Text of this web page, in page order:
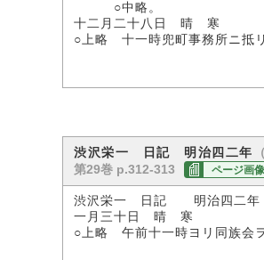
○中略。
十二月二十八日 晴 寒
○上略 十一時兜町事務所ニ抵
渋沢栄一 日記 明治四二年
第29巻 p.312-313
ページ画像
渋沢栄一 日記 明治四
一月三十日 晴 寒
○上略 午前十一時ヨリ同族会